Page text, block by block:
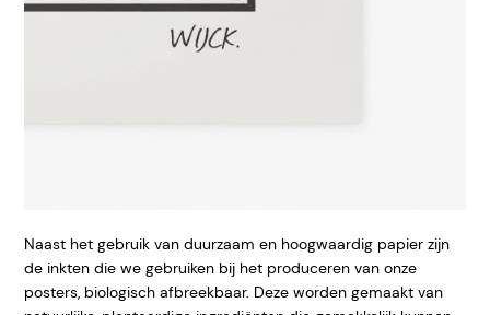
Naast het gebruik van duurzaam en hoogwaardig papier zijn
de inkten die we gebruiken bij het produceren van onze
posters, biologisch afbreekbaar. Deze worden gemaakt van